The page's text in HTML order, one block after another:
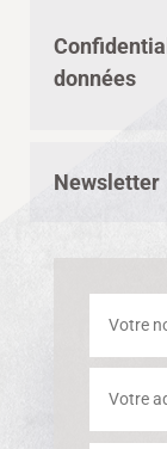
données
Newsletter